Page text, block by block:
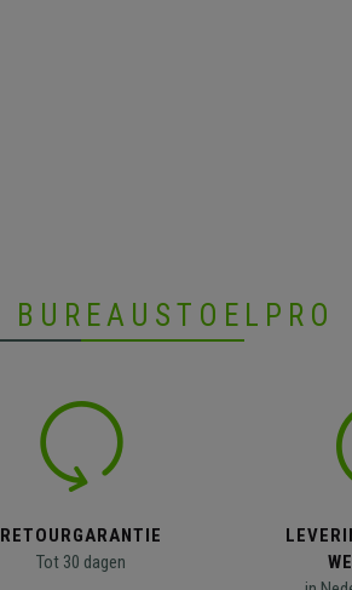
BUREAUSTOELPRO
RETOURGARANTIE
Tot 30 dagen